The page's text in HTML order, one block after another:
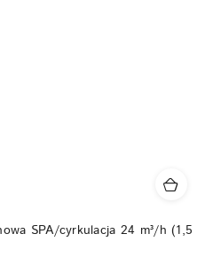
SPA/cyrkulacja 24 m³/h (1,5